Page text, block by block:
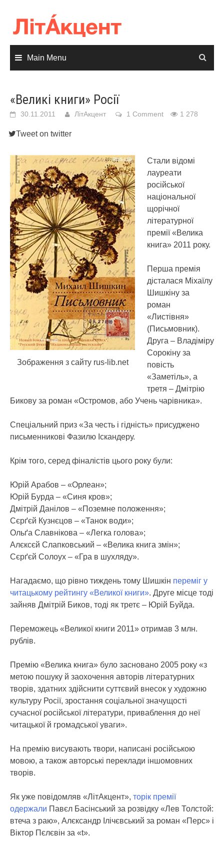
content
Main Menu
«Великі книги» Росії
30.11.2011 ЛітАкцент 1 Comment 1 278
Tweet on twitter
Зображення з сайту rus-lib.net
Стали відомі
лауреати
російської
національної
щорічної
літературної
премії «Велика
книга» 2011 року.
Перша премія
дісталася Міхаїлу
Шишкіну за
роман
«Листівня»
(Письмовник).
Друга – Владіміру
Сорокіну за
повість
«Заметіль», а
третя – Дмітрію
Бикову за роман «Остромов, або Учень чарівника».
Спеціальний приз «За честь і гідність» присуджено
письменникові Фазилю Іскандеру.
Крім того, серед фіналістів цього року були:
Юрій Арабов – «Орлеан»;
Юрій Бурда – «Синя кров»;
Дмітрій Данілов – «Поземне положення»;
Сєрґєй Кузнєцов – «Танок води»;
Ольґа Славнікова – «Легка голова»;
Алєксєй Слапковський – «Велика книга змін»;
Сєрґєй Солоух – «Гра в шухляду».
Нагадаємо, що рівно тиждень тому Шишкін переміг у
читацькому рейтингу «Великої книги». Друге місце тоді
зайняв Дмітрій Биков, тоді як третє – Юрій Буйда.
Переможець «Великої книги 2011» отримав 3 млн.
рублів.
Премію «Велика книга» було засновано 2005 року «з
метою пошуку й заохочення авторів літературних
творів, здатних здійснити суттєвий внесок у художню
культуру Росії, зростання соціальної значущості
сучасної російської літератури, приваблення до неї
читацької й громадської уваги».
На премію висувають твори, написані російською
мовою, а також авторські переклади іншомовних
творів.
Як уже повідомляв «ЛітАкцент», торік премії
одержали Павєл Басінський за розвідку «Лев Толстой:
втеча з раю», Алєксандр Ілічєвський за роман «Перс» і
Віктор Пєлєвін за «t».